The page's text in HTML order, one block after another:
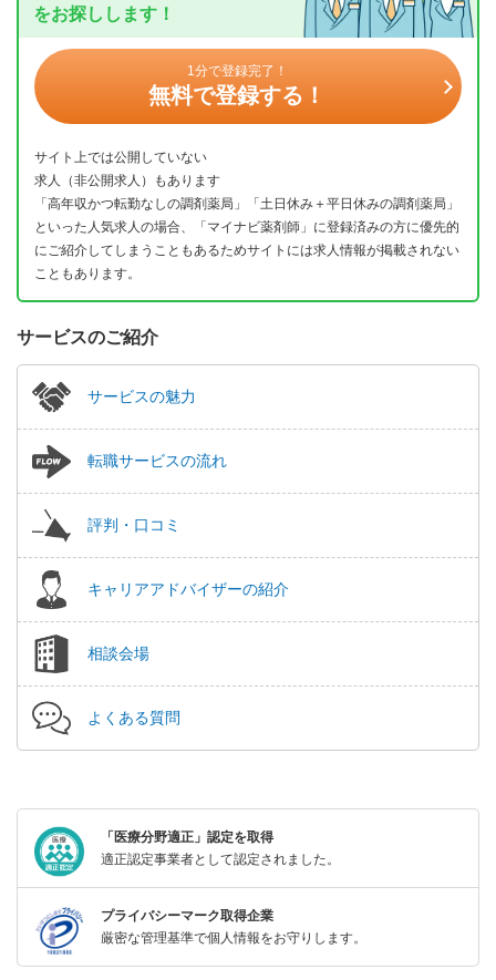
をお探しします！
1分で登録完了！
無料で登録する！
サイト上では公開していない
求人（非公開求人）もあります
「高年収かつ転勤なしの調剤薬局」「土日休み＋平日休みの調剤薬局」
といった人気求人の場合、「マイナビ薬剤師」に登録済みの方に優先的
にご紹介してしまうこともあるためサイトには求人情報が掲載されない
こともあります。
サービスのご紹介
サービスの魅力
転職サービスの流れ
評判・口コミ
キャリアアドバイザーの紹介
相談会場
よくある質問
「医療分野適正」認定を取得
適正認定事業者として認定されました。
プライバシーマーク取得企業
厳密な管理基準で個人情報をお守りします。